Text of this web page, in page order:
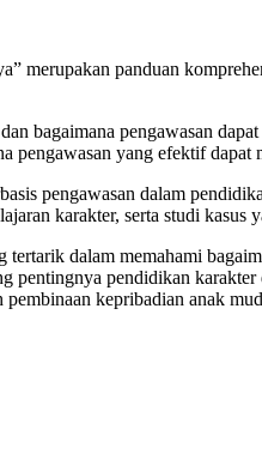
merupakan panduan
bagaimana pengawasan
pengawasan yang efektif dapat
pengawasan dalam
karakter, serta studi kasus
dalam memahami
pendidikan
kepribadian anak